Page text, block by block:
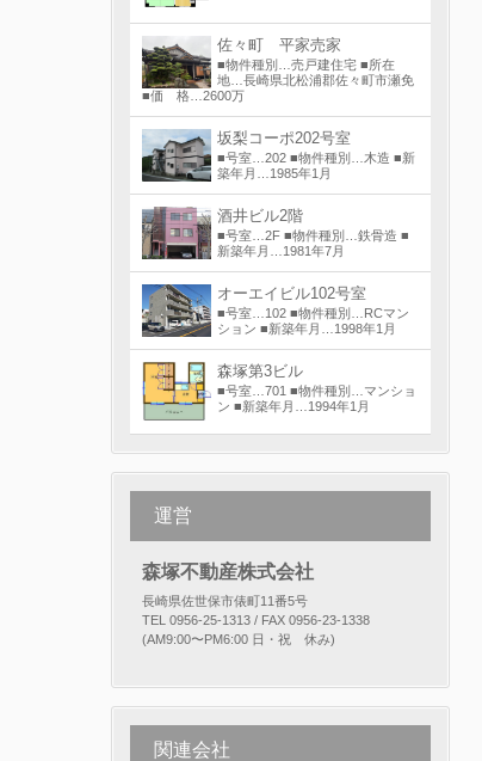
佐々町 平家売家
■物件種別…売戸建住宅 ■所在
地…長崎県北松浦郡佐々町市瀬免
■価 格…2600万
坂梨コーポ202号室
■号室…202 ■物件種別…木造 ■新
築年月…1985年1月
酒井ビル2階
■号室…2F ■物件種別…鉄骨造 ■
新築年月…1981年7月
オーエイビル102号室
■号室…102 ■物件種別…RCマン
ション ■新築年月…1998年1月
森塚第3ビル
■号室…701 ■物件種別…マンショ
ン ■新築年月…1994年1月
運営
森塚不動産株式会社
長崎県佐世保市俵町11番5号
TEL 0956-25-1313 / FAX 0956-23-1338
(AM9:00〜PM6:00 日・祝 休み)
関連会社